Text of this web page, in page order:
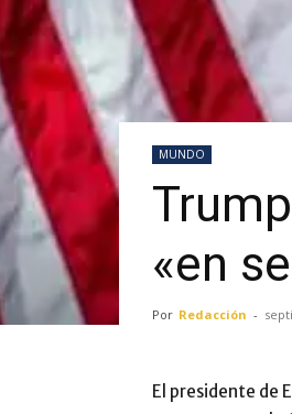
MUNDO
«en
Por Redacción -
El presidente de